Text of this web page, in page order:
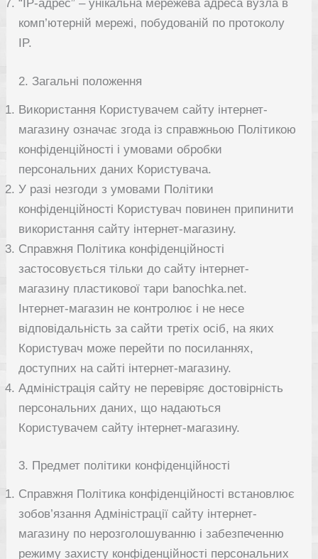
“IP-адрес” – унікальна мережева адреса вузла в
комп’ютерній мережі, побудованій по протоколу
IP.
2. Загальні положення
Використання Користувачем сайту інтернет-
магазину означає згода із справжньою Політикою
конфіденційності і умовами обробки
персональних даних Користувача.
У разі незгоди з умовами Політики
конфіденційності Користувач повинен припинити
використання сайту інтернет-магазину.
Справжня Політика конфіденційності
застосовується тільки до сайту інтернет-
магазину пластикової тари banochka.net.
Інтернет-магазин не контролює і не несе
відповідальність за сайти третіх осіб, на яких
Користувач може перейти по посиланнях,
доступних на сайті інтернет-магазину.
Адміністрація сайту не перевіряє достовірність
персональних даних, що надаються
Користувачем сайту інтернет-магазину.
3. Предмет політики конфіденційності
Справжня Політика конфіденційності встановлює
зобов’язання Адміністрації сайту інтернет-
магазину по нерозголошуванню і забезпеченню
режиму захисту конфіденційності персональних